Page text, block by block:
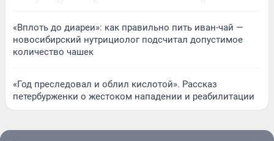
«Вплоть до диареи»: как правильно пить иван-чай —
новосибирский нутрициолог подсчитал допустимое
количество чашек
«Год преследовал и облил кислотой». Рассказ
петербурженки о жестоком нападении и реабилитации